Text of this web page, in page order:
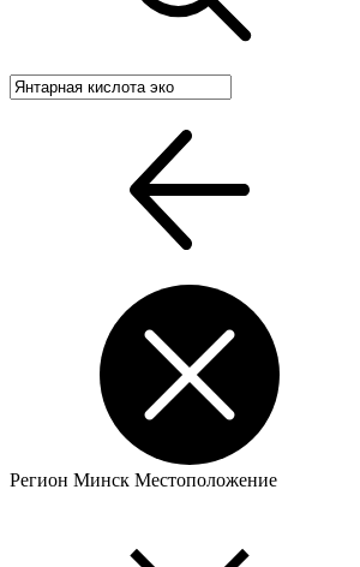
Регион Минск Местоположение